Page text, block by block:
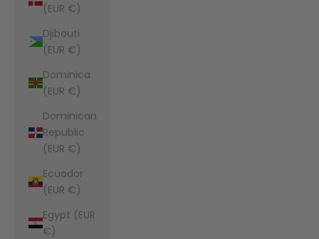
(EUR €)
Djibouti
(EUR €)
Dominica
(EUR €)
Dominican
Republic
(EUR €)
Ecuador
(EUR €)
Egypt (EUR
€)